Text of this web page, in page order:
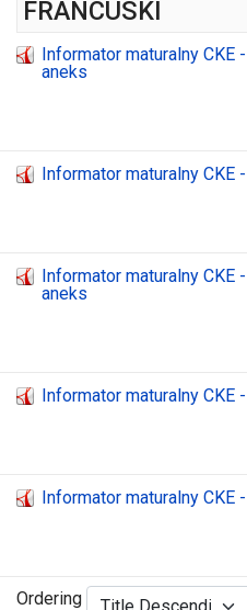
FRANCUSKI
Informator maturalny CKE
aneks
Informator maturalny CKE
Informator maturalny CKE
aneks
Informator maturalny CKE
Informator maturalny CKE
Ordering